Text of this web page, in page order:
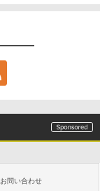
お問い合わせ